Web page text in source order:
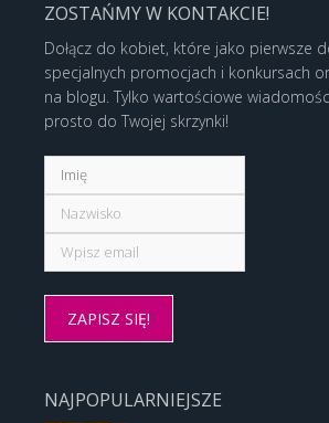
ZOSTAŃMY W KONTAKCIE!
Dołącz do kobiet, które jako pierwsze
specjalnych promocjach i konkursach
na blogu. Tylko wartościowe
prosto do Twojej skrzynki!
NAJPOPULARNIEJSZE